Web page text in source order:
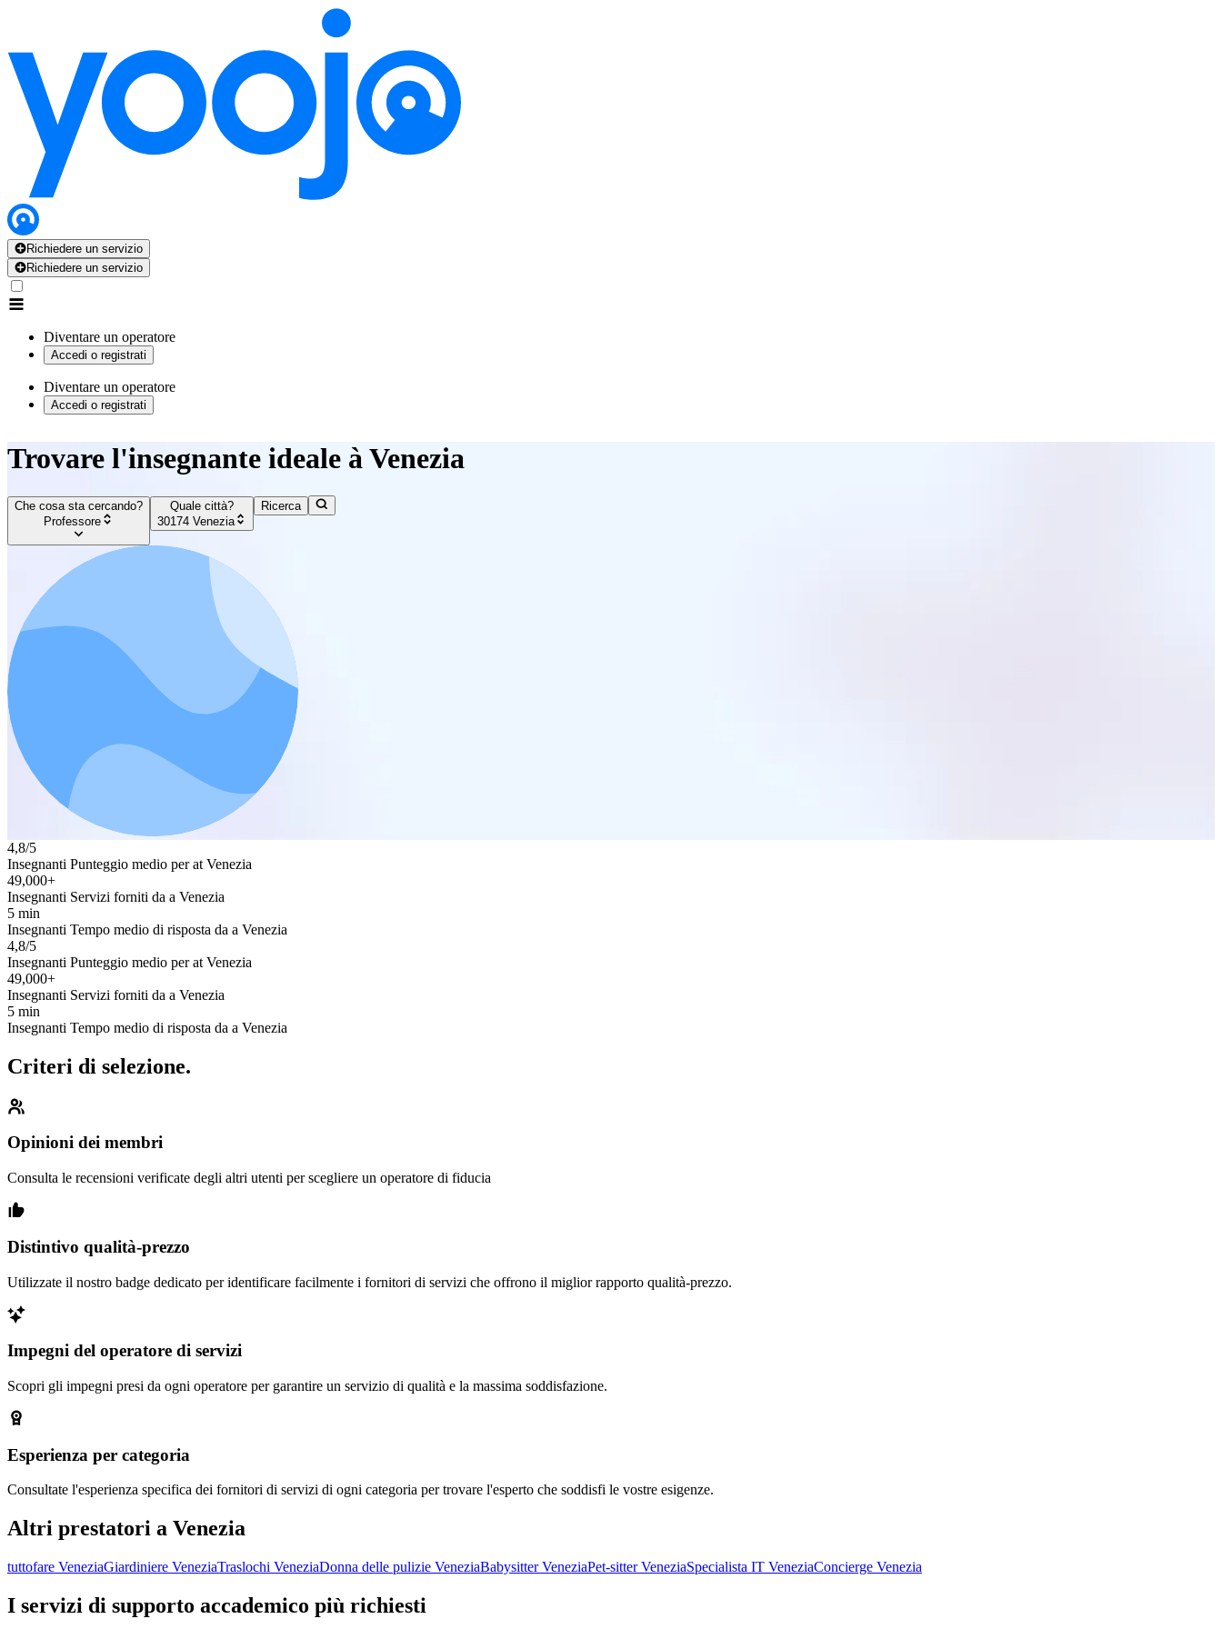
Richiedere un servizio
Richiedere un servizio
Diventare un operatore
Accedi o registrati
Diventare un operatore
Accedi o registrati
Trovare l'insegnante ideale à Venezia
Che cosa sta cercando?
Professore
Quale città?
30174 Venezia
Ricerca
4,8/5
Insegnanti Punteggio medio per at Venezia
49,000+
Insegnanti Servizi forniti da a Venezia
5 min
Insegnanti Tempo medio di risposta da a Venezia
4,8/5
Insegnanti Punteggio medio per at Venezia
49,000+
Insegnanti Servizi forniti da a Venezia
5 min
Insegnanti Tempo medio di risposta da a Venezia
Criteri di selezione.
Opinioni dei membri
Consulta le recensioni verificate degli altri utenti per scegliere un operatore di fiducia
Distintivo qualità-prezzo
Utilizzate il nostro badge dedicato per identificare facilmente i fornitori di servizi che offrono il miglior rapporto qualità-prezzo.
Impegni del operatore di servizi
Scopri gli impegni presi da ogni operatore per garantire un servizio di qualità e la massima soddisfazione.
Esperienza per categoria
Consultate l'esperienza specifica dei fornitori di servizi di ogni categoria per trovare l'esperto che soddisfi le vostre esigenze.
Altri prestatori a Venezia
tuttofare VeneziaGiardiniere VeneziaTraslochi VeneziaDonna delle pulizie VeneziaBabysitter VeneziaPet-sitter VeneziaSpecialista IT VeneziaConcierge Venezia
I servizi di supporto accademico più richiesti